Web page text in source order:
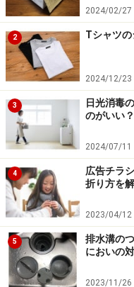
ふれる飾りになりまし
一緒に、クリスマスカ
切って作ったクリスマ
トなどをつるすと、
お好みでどうぞ。
写真だと見にくいので
た松ぼっくりをつるして
そのまま窓辺などにお
素敵です。
ガイドの家では、年
2024/02/27
2 Tシャツ
2024/12/23
3
日光消毒
のがいい？
2024/07/11
4
広告チラ
折り方を
2023/04/12
5
排水溝の
においの
2023/11/26